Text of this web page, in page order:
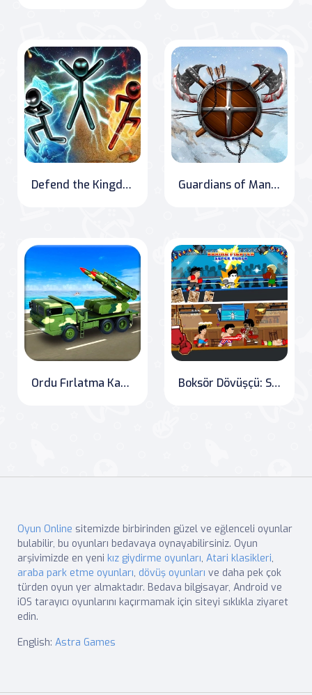
Defend the Kingdom: Sarens Rising Guardians of Mangara: The Frozen Crown
Ordu Fırlatma Kamyon Savaşı: Roket Atış Deneyimi Boksör Dövüşçü: Süper Yumruk
Oyun Online sitemizde birbirinden güzel ve eğlenceli oyunlar
bulabilir, bu oyunları bedavaya oynayabilirsiniz. Oyun
arşivimizde en yeni kız giydirme oyunları, Atari klasikleri,
araba park etme oyunları, dövüş oyunları ve daha pek çok
türden oyun yer almaktadır. Bedava bilgisayar, Android ve
iOS tarayıcı oyunlarını kaçırmamak için siteyi sıklıkla ziyaret
edin.
English: Astra Games